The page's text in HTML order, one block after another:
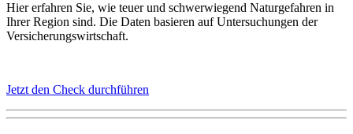
Hier erfahren Sie, wie teuer und schwerwiegend Naturgefahren in
Ihrer Region sind. Die Daten basieren auf Untersuchungen der
Versicherungswirtschaft.
Jetzt den Check durchführen